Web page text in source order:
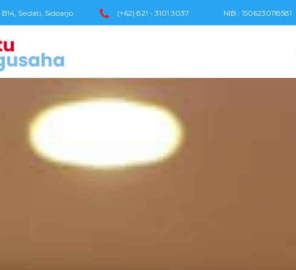
Sedati, Sidoarjo (+62) 821 - 3101 3037 NIB : 1506230118581